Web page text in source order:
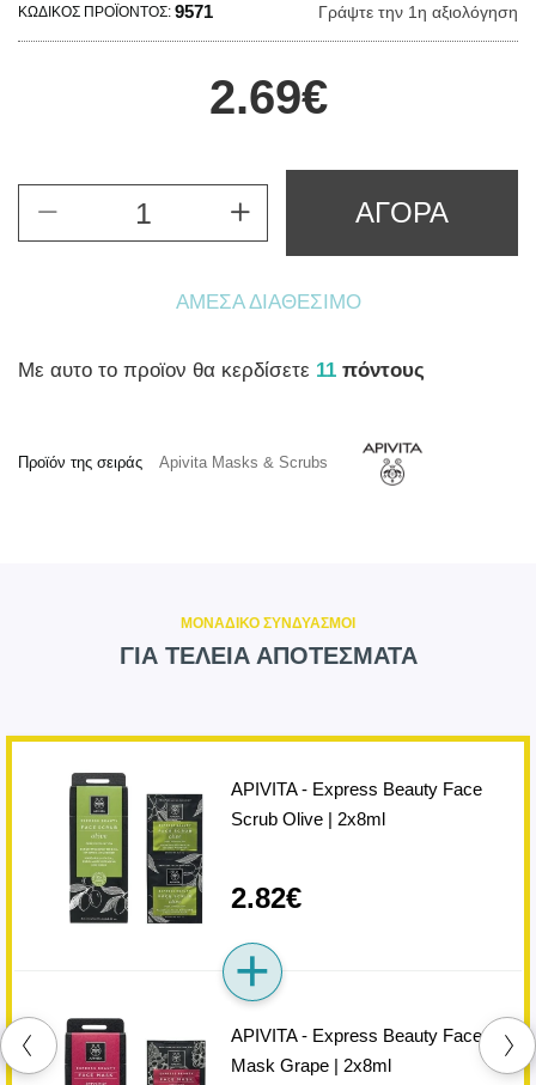
ΚΩΔΙΚΌΣ ΠΡΟΪΌΝΤΟΣ: 9571 Γράψτε την 1η αξιολόγηση
2.69€
ΑΓΟΡΑ
ΆΜΕΣΑ ΔΙΑΘΈΣΙΜΟ
Mε αυτο το προϊον θα κερδίσετε 11 πόντους
Προϊόν της σειράς Apivita Masks & Scrubs
ΜΟΝΑΔΙΚΟ ΣΥΝΔΥΑΣΜΟΙ
ΓΙΑ ΤΕΛΕΙΑ ΑΠΟΤΕΣΜΑΤΑ
APIVITA - Express Beauty Face
Scrub Olive | 2x8ml
2.82€
APIVITA - Express Beauty Face
Mask Grape | 2x8ml